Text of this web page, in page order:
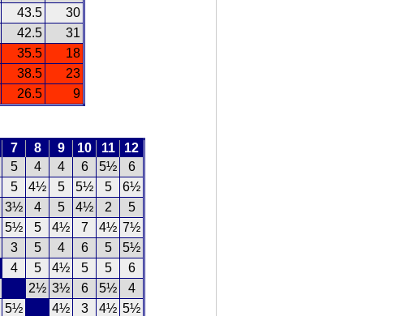
43.5
30
42.5
31
35.5
18
38.5
23
26.5 9
7 8 9 10 11
12
5 4 4 6 5½
6
5 4½ 5 5½ 5
6½
3½ 4 5 4½ 2
5
5½ 5 4½ 7 4½ 7½
3 5 4 6 5
5½
4 5 4½ 5 5
6
2½ 3½ 6 5½
4
5½ 4½ 3 4½ 5½